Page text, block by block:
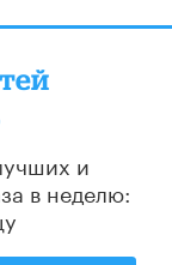
и
в неделю: